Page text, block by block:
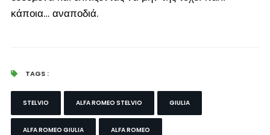
κάποια… αναποδιά.
TAGS :
STELVIO ALFA ROMEO STELVIO GIULIA
ALFA ROMEO GIULIA ALFA ROMEO